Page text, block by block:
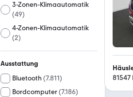
3-Zonen-Klimaautomatik
(49)
4-Zonen-Klimaautomatik
(2)
Ausstattung
Bluetooth (7.811)
Bordcomputer(7.186)